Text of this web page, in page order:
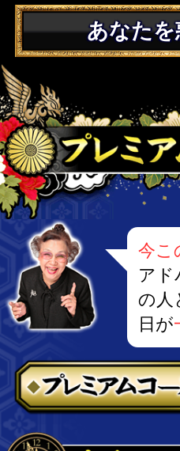
【更に官能的なﾌﾟﾚｲをするた
の人
あの人に守りたいと思わせるﾍ
新生児の名付け
改名・ペンネーム
母が教える！開運の秘訣
【不定期更新】芸能人鑑定
個人鑑定案内